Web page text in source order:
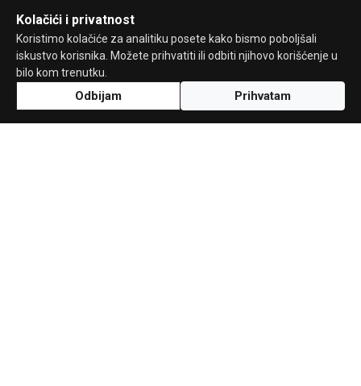
Kolačići i privatnost
Koristimo kolačiće za analitiku posete kako bismo poboljšali
iskustvo korisnika. Možete prihvatiti ili odbiti njihovo korišćenje u
bilo kom trenutku.
Odbijam Prihvatam